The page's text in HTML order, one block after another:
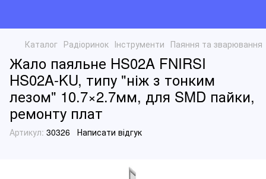
Каталог Радіоринок Інструменти Паяння та зварювання
Жало паяльне HS02A FNIRSI
HS02A-KU, типу "ніж з тонким
лезом" 10.7×2.7мм, для SMD пайки,
ремонту плат
Артикул: 30326 Написати відгук